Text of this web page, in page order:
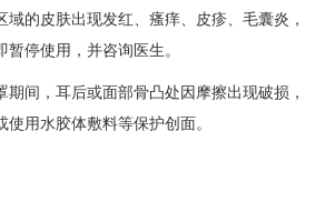
的皮肤出现发红、瘙痒、皮疹、毛囊炎，
停使用，并咨询医生。
间，耳后或面部骨凸处因摩擦出现破损，
用水胶体敷料等保护创面。